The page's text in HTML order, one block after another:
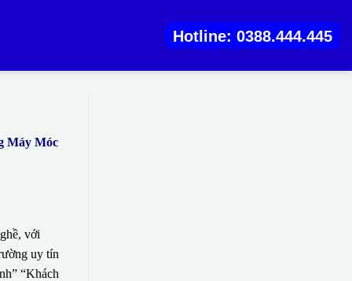
Hotline: 0388.444.445
Máy Móc
với
uy tín
“Khách